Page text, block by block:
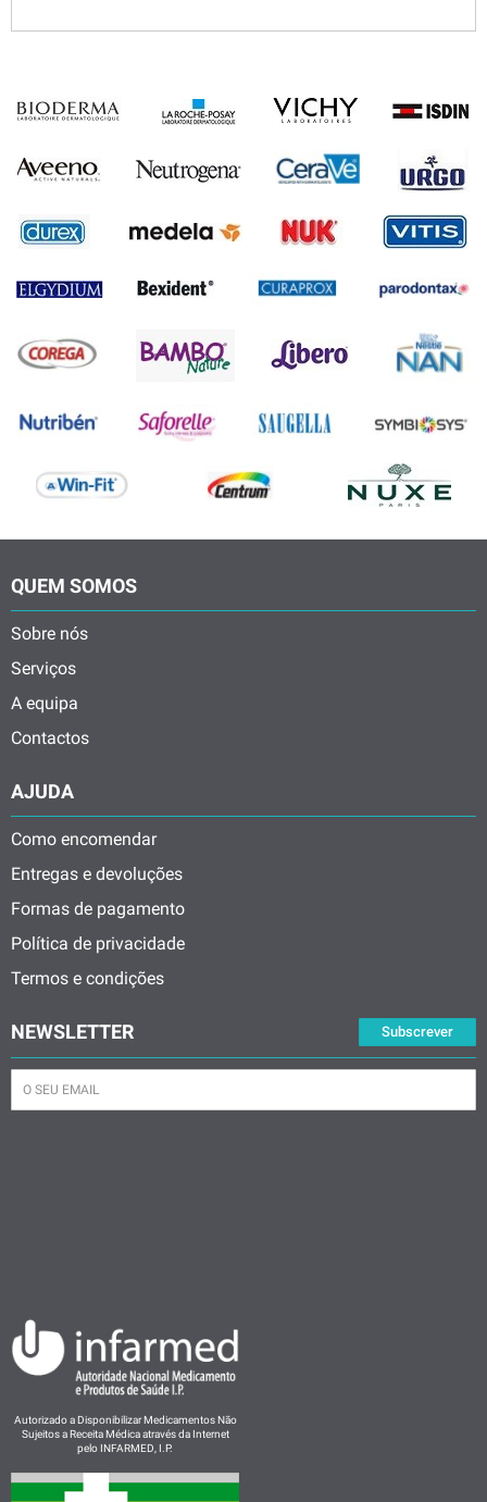
QUEM SOMOS
Sobre nós
Serviços
A equipa
Contactos
AJUDA
Como encomendar
Entregas e devoluções
Formas de pagamento
Política de privacidade
Termos e condições
Subscrever
NEWSLETTER
Autorizado a Disponibilizar Medicamentos Não
Sujeitos a Receita Médica através da Internet
pelo INFARMED, I.P.